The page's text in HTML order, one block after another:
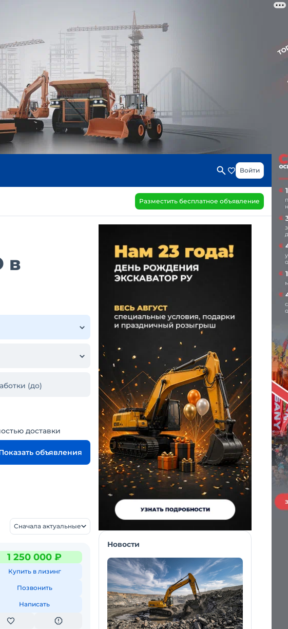
Войти
Разместить бесплатное объявление
в
(до)
доставки
объявления
Сначала актуальные
1 250 000 ₽
Купить в лизинг
Позвонить
Написать
Новости